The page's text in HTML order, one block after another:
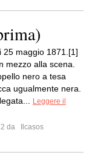
25 maggio 1871.[1]
mezzo alla scena.
nero a tesa
ugualmente nera.
Leggere il
da
Ilcasos